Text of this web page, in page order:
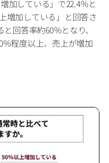
加している」で22.4％と
増加している」と回答さ
回答率約60％となり、
程度以上、売上が増加